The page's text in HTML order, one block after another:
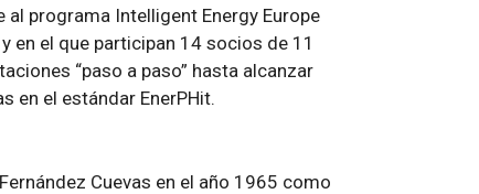
al programa Intelligent Energy Europe
en el que participan 14 socios de 11
“paso a paso” hasta alcanzar
en el estándar EnerPHit.
Cuevas en el año 1965 como